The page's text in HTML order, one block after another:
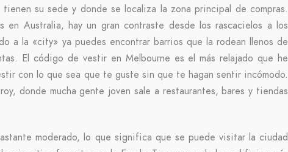
su sede y donde se localiza la zona principal de compras.
en Australia, hay un gran contraste desde los rascacielos a los
a la «city» ya puedes encontrar barrios que la rodean llenos de
El código de vestir en Melbourne es el más relajado que he
con lo que sea que te guste sin que te hagan sentir incómodo.
donde mucha gente joven sale a restaurantes, bares y tiendas
moderado, lo que significa que se puede visitar la ciudad